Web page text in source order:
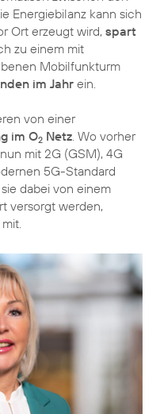
Energiebilanz kann sich
Ort erzeugt wird, spart
zu einem mit
Mobilfunkturm
im Jahr ein.
von einer
im O2 Netz. Wo vorher
mit 2G (GSM), 4G
5G-Standard
dabei von einem
versorgt werden,